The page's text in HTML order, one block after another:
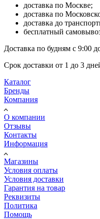
доставка по Москве;
доставка по
доставка до
бесплатный
Доставка по будням с 9:00
Срок доставки от 1 до 3
Каталог
Бренды
Компания
О компании
Отзывы
Контакты
Информация
Магазины
Условия оплаты
Условия доставки
Гарантия на товар
Реквизиты
Политика
Помощь